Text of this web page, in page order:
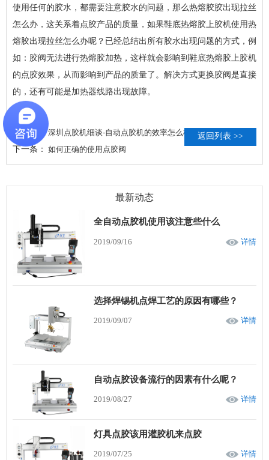
使用任何的胶水，都需要注意胶水的问题，那么热熔胶胶出现拉丝
怎么办，这关系着点胶产品的质量，如果鞋底热熔胶上胶机使用热
熔胶出现拉丝怎么办呢？已经总结出所有胶水出现问题的方式，例
如：胶阀无法进行热熔胶加热，这样就会影响到鞋底热熔胶上胶机
的点胶效果，从而影响到产品的质量了。解决方式更换胶阀是直接
的，还有可能是加热器线路出现故障。
上一条： 深圳点胶机细谈-自动点胶机的效率怎么样
下一条： 如何正确的使用点胶阀
返回列表 >>
最新动态
全自动点胶机使用该注意些什么
2019/09/16 详情
选择焊锡机点焊工艺的原因有哪些？
2019/09/07 详情
自动点胶设备流行的因素有什么呢？
2019/08/27 详情
灯具点胶该用灌胶机来点胶
2019/07/25 详情